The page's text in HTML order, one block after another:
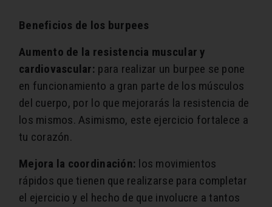
Beneficios de los burpees
Aumento de la resistencia muscular y
cardiovascular: para realizar un burpee se pone
en funcionamiento a gran parte de los músculos
del cuerpo, por lo que mejorarás la resistencia de
los mismos. Asimismo, este ejercicio fortalece a
tu corazón.
Mejora la coordinación: los movimientos
rápidos que tienen que realizarse para completar
el ejercicio y el hecho de que involucre a tantos